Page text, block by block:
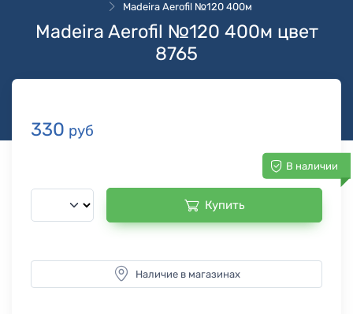
Madeira Aerofil №120 400м
Madeira Aerofil №120 400м цвет
8765
330 руб
В наличии
Купить
Наличие в магазинах